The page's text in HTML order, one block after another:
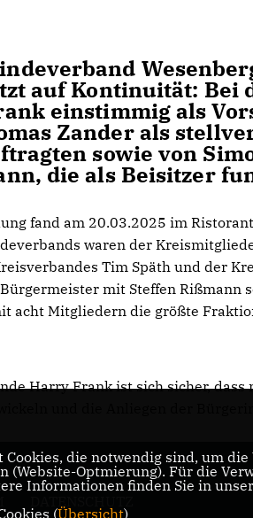
auf Kontinuität:
einstimmig als
Zander als
sowie von
die als Beisitzer
fand am 20.03.2025 im
waren der
Tim Späth und der
mit Steffen
acht Mitgliedern die größte
Harry Frank ist sich sicher,
Cookies, die notwendig sind, um
(Website-Optmierung). Für die
Informationen finden Sie in
(Übersicht)